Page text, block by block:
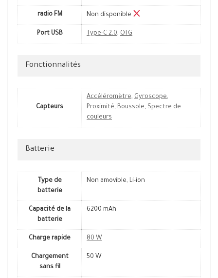
radio FM Non disponible
Port USB Type-C 2.0, OTG
Fonctionnalités
Capteurs
Accéléromètre, Gyroscope,
Proximité, Boussole, Spectre de
couleurs
Batterie
Type de
batterie
Non amovible, Li-ion
Capacité de la
batterie
6200 mAh
Charge rapide 80 W
Chargement
sans fil
50 W